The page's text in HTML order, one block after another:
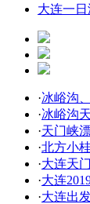
大连一日
·冰峪沟
·冰峪沟
·天门峡
·北方小
·大连天
·大连
·大连出